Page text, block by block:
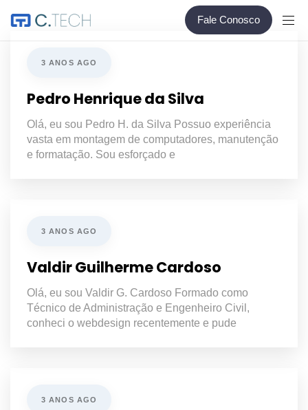
Fale Conosco
3 ANOS AGO
Pedro Henrique da Silva
Olá, eu sou Pedro H. da Silva Possuo experiência
vasta em montagem de computadores, manutenção
e formatação. Sou esforçado e
3 ANOS AGO
Valdir Guilherme Cardoso
Olá, eu sou Valdir G. Cardoso Formado como
Técnico de Administração e Engenheiro Civil,
conheci o webdesign recentemente e pude
3 ANOS AGO